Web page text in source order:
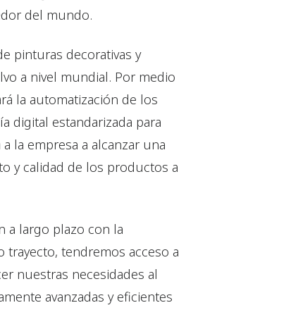
del mundo.
pinturas decorativas y
a nivel mundial. Por medio
la automatización de los
digital estandarizada para
la empresa a alcanzar una
y calidad de los productos a
a largo plazo con la
trayecto, tendremos acceso a
nuestras necesidades al
avanzadas y eficientes